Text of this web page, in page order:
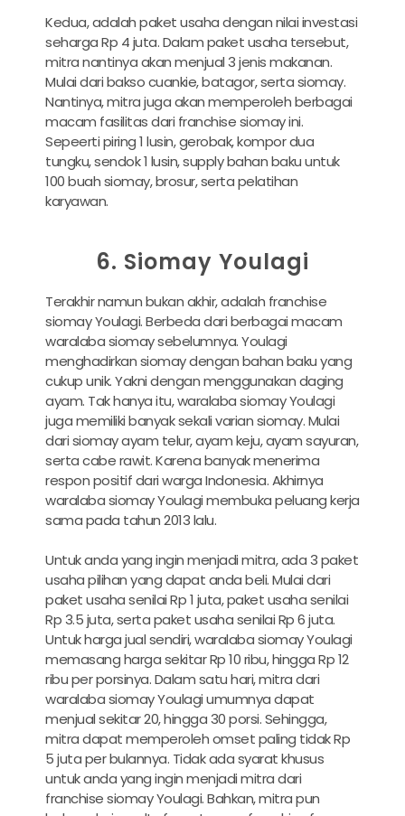
Kedua, adalah paket usaha dengan nilai investasi
seharga Rp 4 juta. Dalam paket usaha tersebut,
mitra nantinya akan menjual 3 jenis makanan.
Mulai dari bakso cuankie, batagor, serta siomay.
Nantinya, mitra juga akan memperoleh berbagai
macam fasilitas dari franchise siomay ini.
Sepeerti piring 1 lusin, gerobak, kompor dua
tungku, sendok 1 lusin, supply bahan baku untuk
100 buah siomay, brosur, serta pelatihan
karyawan.
6. Siomay Youlagi
Terakhir namun bukan akhir, adalah franchise
siomay Youlagi. Berbeda dari berbagai macam
waralaba siomay sebelumnya. Youlagi
menghadirkan siomay dengan bahan baku yang
cukup unik. Yakni dengan menggunakan daging
ayam. Tak hanya itu, waralaba siomay Youlagi
juga memiliki banyak sekali varian siomay. Mulai
dari siomay ayam telur, ayam keju, ayam sayuran,
serta cabe rawit. Karena banyak menerima
respon positif dari warga Indonesia. Akhirnya
waralaba siomay Youlagi membuka peluang kerja
sama pada tahun 2013 lalu.
Untuk anda yang ingin menjadi mitra, ada 3 paket
usaha pilihan yang dapat anda beli. Mulai dari
paket usaha senilai Rp 1 juta, paket usaha senilai
Rp 3.5 juta, serta paket usaha senilai Rp 6 juta.
Untuk harga jual sendiri, waralaba siomay Youlagi
memasang harga sekitar Rp 10 ribu, hingga Rp 12
ribu per porsinya. Dalam satu hari, mitra dari
waralaba siomay Youlagi umumnya dapat
menjual sekitar 20, hingga 30 porsi. Sehingga,
mitra dapat memperoleh omset paling tidak Rp
5 juta per bulannya. Tidak ada syarat khusus
untuk anda yang ingin menjadi mitra dari
franchise siomay Youlagi. Bahkan, mitra pun